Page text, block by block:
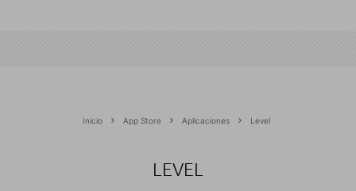
Inicio App Store Aplicaciones Level
LEVEL